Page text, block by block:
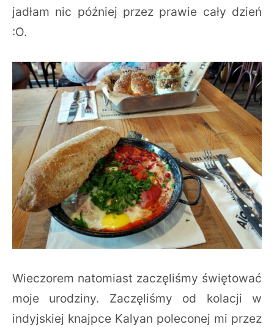
jadłam nic później przez prawie cały dzień
:O.
Wieczorem natomiast zaczęliśmy świętować
moje urodziny. Zaczęliśmy od kolacji w
indyjskiej knajpce Kalyan poleconej mi przez